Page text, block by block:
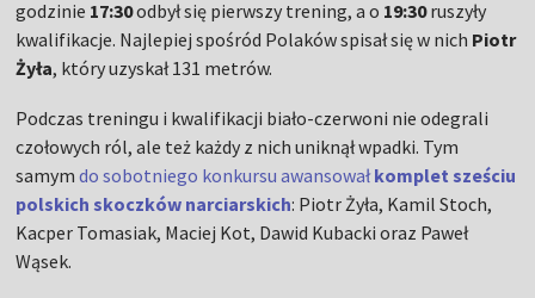
godzinie 17:30odbył się pierwszy trening, a o 19:30ruszyły
kwalifikacje. Najlepiej spośród Polaków spisał się w nich Piotr
Żyła, który uzyskał 131 metrów.
Podczas treningu i kwalifikacji biało-czerwoni nie odegrali
czołowych ról, ale też każdy z nich uniknął wpadki. Tym
samymdo sobotniego konkursu awansowałkomplet sześciu
polskich skoczków narciarskich: Piotr Żyła, Kamil Stoch,
Kacper Tomasiak, Maciej Kot, Dawid Kubacki oraz Paweł
Wąsek.